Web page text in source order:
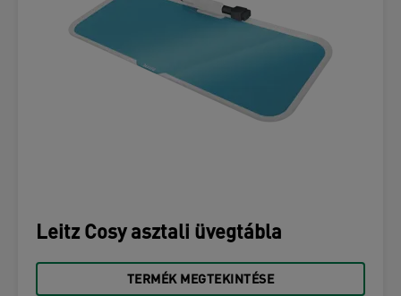
Leitz Cosy asztali üvegtábla
TERMÉK MEGTEKINTÉSE